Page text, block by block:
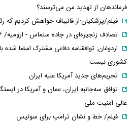
فرماندهان از تهدید من می‌ترسند؟
فیلم/پزشکیان:از قالیباف خواهش کردیم که
تصادف زنجیره‌ای در جاده سلماس - ارومیه/ ۶ فوتی و ۵ مصدوم
اردوغان: توافقنامه دفاعی مشترک امضا شده
کشوری نیست
تحریم‌های جدید آمریکا علیه ایران
توافق سه‌جانبه ایران، عمان و آمریکا در
عالی امنیت ملی
فیلم/ خط و نشان ترامپ برای سوئیس